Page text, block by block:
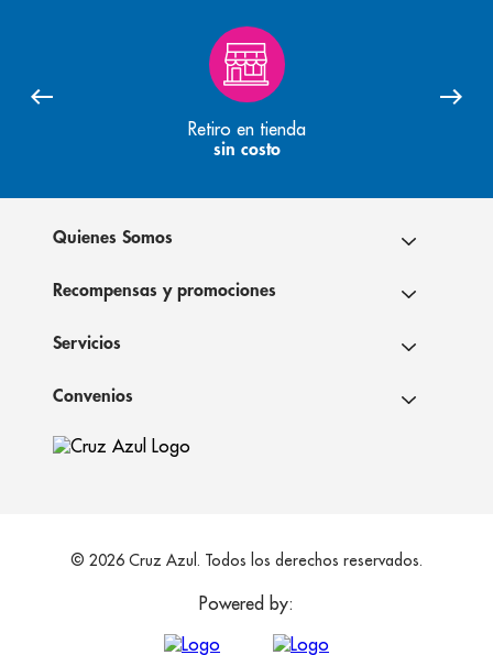
Retiro en tienda
sin costo
Quienes Somos
Recompensas y promociones
Servicios
Convenios
© 2026 Cruz Azul. Todos los derechos reservados.
Powered by: